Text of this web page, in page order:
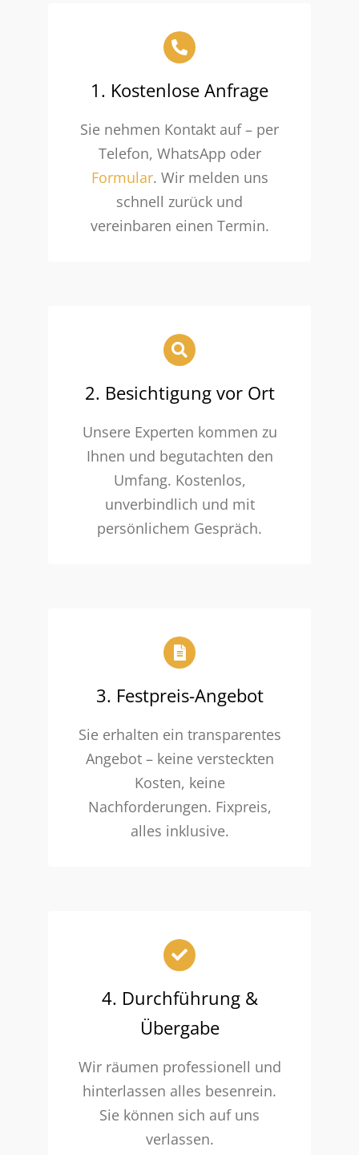
1. Kostenlose Anfrage
Sie nehmen Kontakt auf – per
Telefon, WhatsApp oder
Formular. Wir melden uns
schnell zurück und
vereinbaren einen Termin.
2. Besichtigung vor Ort
Unsere Experten kommen zu
Ihnen und begutachten den
Umfang. Kostenlos,
unverbindlich und mit
persönlichem Gespräch.
3. Festpreis-Angebot
Sie erhalten ein transparentes
Angebot – keine versteckten
Kosten, keine
Nachforderungen. Fixpreis,
alles inklusive.
4. Durchführung &
Übergabe
Wir räumen professionell und
hinterlassen alles besenrein.
Sie können sich auf uns
verlassen.